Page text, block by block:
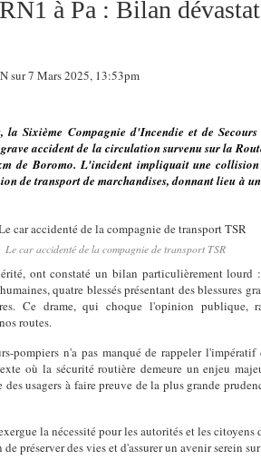
à Pa : Bilan
sur 7 Mars 2025, 13:53pm
Sixième Compagnie d'Incendie et de
accident de la circulation survenu sur la
de Boromo. L'incident impliquait une
de transport de marchandises, donnant lieu à
Le car accidenté de la compagnie de transport TSR
ont constaté un bilan particulièrement
quatre blessés présentant des blessures
Ce drame, qui choque l'opinion publique,
routes.
pompiers n'a pas manqué de rappeler
où la sécurité routière demeure un enjeu
usagers à faire preuve de la plus grande
la nécessité pour les autorités et les citoyens
préserver des vies et d'assurer un avenir serein